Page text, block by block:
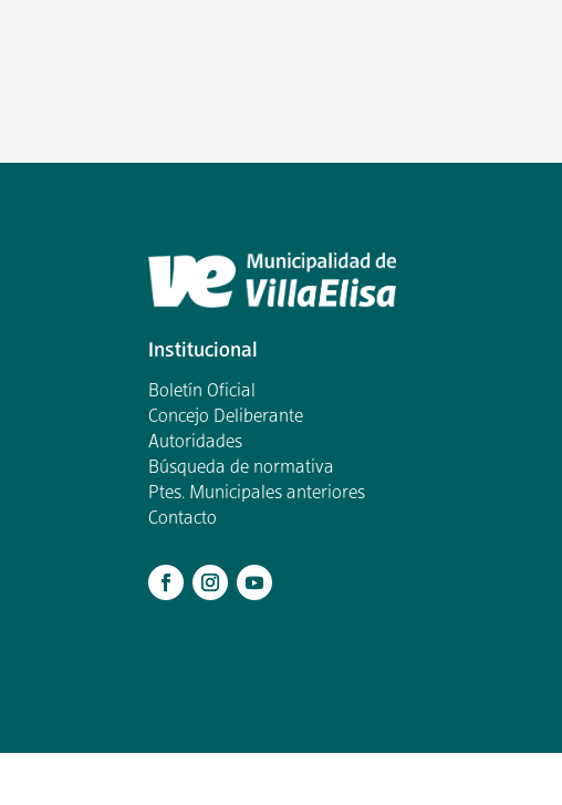
Institucional
Boletín Oficial
Concejo Deliberante
Autoridades
Búsqueda de normativa
Ptes. Municipales anteriores
Contacto